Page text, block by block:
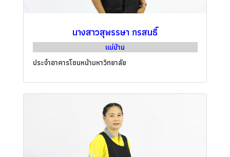
นางสาวสุพรรษา กรสนธิ์
แม่บ้าน
ประจำอาคารโซนหน้ามหาวิทยาลัย